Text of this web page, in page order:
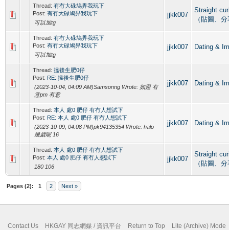
Thread: 有冇大碌鳩畀我玩下
Post: 有冇大碌鳩畀我玩下
可以加tg
jjkk007
Straight
（貼圖、
Thread: 有冇大碌鳩畀我玩下
Post: 有冇大碌鳩畀我玩下
可以加tg
jjkk007 Dating &
Thread: 搵後生肥0仔
Post: RE: 搵後生肥0仔
(2023-10-04, 04:09 AM)Samsonng Wrote: 如題 有
意pm 有意
jjkk007 Dating &
Thread: 本人 處0 肥仔 有冇人想試下
Post: RE: 本人 處0 肥仔 有冇人想試下
(2023-10-09, 04:08 PM)pk94135354 Wrote: halo
幾歲呢 16
jjkk007 Dating &
Thread: 本人 處0 肥仔 有冇人想試下
Post: 本人 處0 肥仔 有冇人想試下
180 106
jjkk007
Straight
（貼圖、
Pages (2): 1 2 Next »
Contact Us HKGAY 同志網媒 / 資訊平台 Return to Top Lite (Archive) Mode